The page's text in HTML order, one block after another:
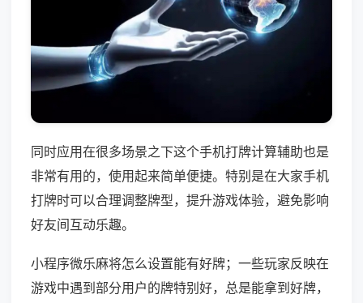
同时应用在很多场景之下这个手机打牌计算辅助也是
非常有用的，使用起来简单便捷。特别是在大家手机
打牌时可以合理调整牌型，提升游戏体验，避免影响
好友间互动乐趣。
小程序微乐麻将怎么设置能有好牌；一些玩家反映在
游戏中遇到部分用户的牌特别好，总是能拿到好牌，